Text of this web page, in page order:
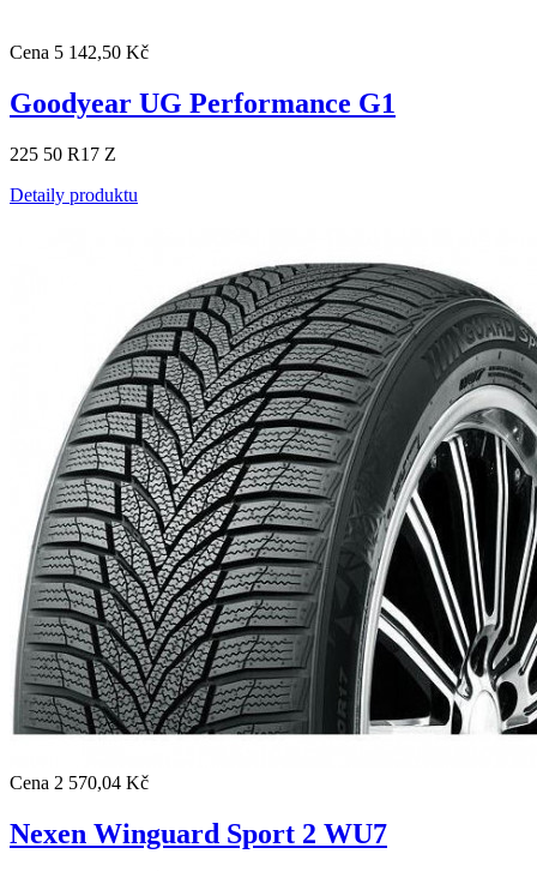
Cena 5 142,50 Kč
Goodyear UG Performance G1
225 50 R17 Z
Detaily produktu
Cena 2 570,04 Kč
Nexen Winguard Sport 2 WU7